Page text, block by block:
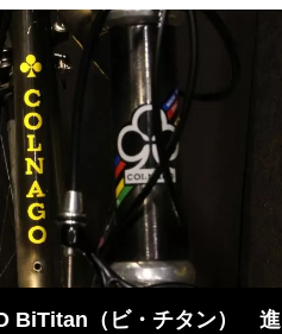
BiTitan（ビ・チタン） 進